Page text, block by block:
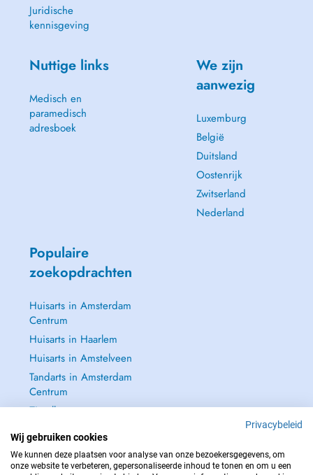
Juridische
kennisgeving
Nuttige links
Medisch en
paramedisch
adresboek
We zijn
aanwezig
Luxemburg
België
Duitsland
Oostenrijk
Zwitserland
Nederland
Populaire
zoekopdrachten
Huisarts in Amsterdam
Centrum
Huisarts in Haarlem
Huisarts in Amstelveen
Tandarts in Amsterdam
Centrum
Zie alle →
Privacybeleid
Wij gebruiken cookies
We kunnen deze plaatsen voor analyse van onze bezoekersgegevens, om
onze website te verbeteren, gepersonaliseerde inhoud te tonen en om u een